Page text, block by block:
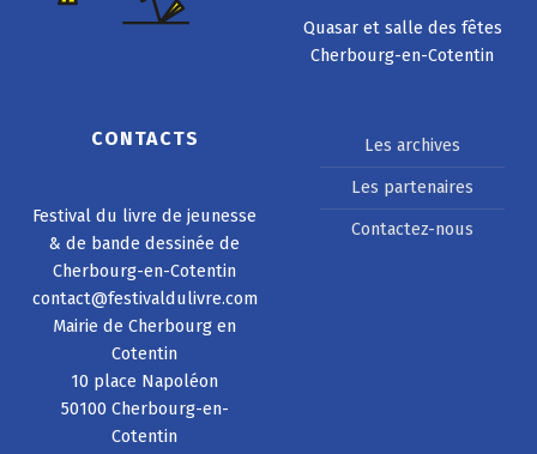
Quasar et salle des fêtes
Cherbourg-en-Cotentin
CONTACTS
Festival du livre de jeunesse
& de bande dessinée de
Cherbourg-en-Cotentin
contact@festivaldulivre.com
Mairie de Cherbourg en
Cotentin
10 place Napoléon
50100 Cherbourg-en-
Cotentin
Les archives
Les partenaires
Contactez-nous